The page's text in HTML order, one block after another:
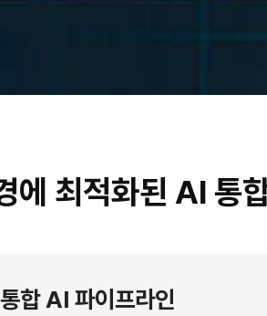
에 최적화된 AI 통
통합 AI 파이프라인